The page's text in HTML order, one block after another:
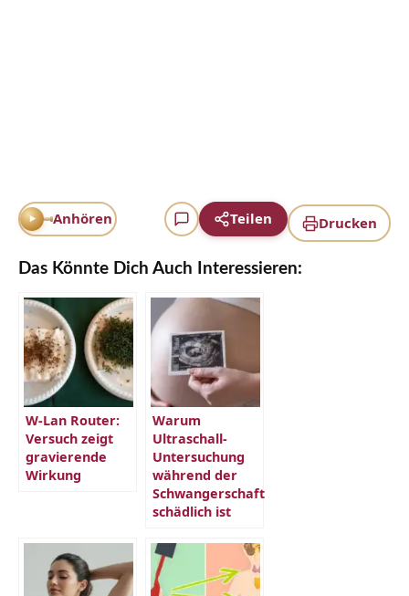
Drucken
Anhören Teilen
Das Könnte Dich Auch Interessieren:
W-Lan Router:
Versuch zeigt
gravierende
Wirkung
Warum
Ultraschall-
Untersuchung
während der
Schwangerschaft
schädlich ist